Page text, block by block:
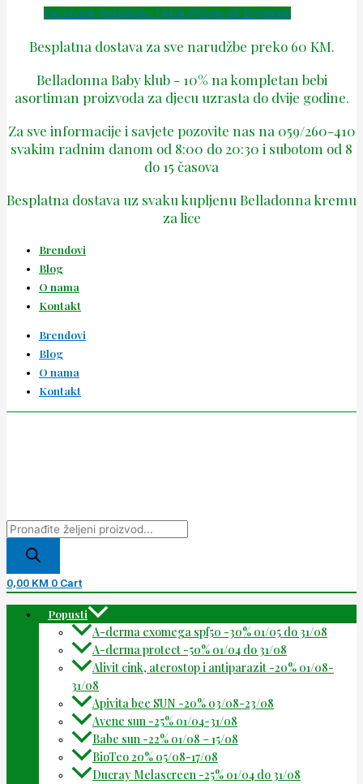
Facebook Instagram Tiktok Phone-alt Envelope
Besplatna dostava za sve narudžbe preko 60 KM.
Belladonna Baby klub - 10% na kompletan bebi
asortiman proizvoda za djecu uzrasta do dvije godine.
Za sve informacije i savjete pozovite nas na 059/260-410
svakim radnim danom od 8:00 do 20:30 i subotom od 8
do 15 časova
Besplatna dostava uz svaku kupljenu Belladonna kremu
za lice
Brendovi
Blog
O nama
Kontakt
Brendovi
Blog
O nama
Kontakt
0,00 KM 0 Cart
Popusti
A-derma exomega spf50 -30% 01/05 do 31/08
A-derma protect -50% 01/04 do 31/08
Alivit cink, aterostop i antiparazit -20% 01/08-
31/08
Apivita bee SUN -20% 03/08-23/08
Avene sun -25% 01/04-31/08
Babe sun -22% 01/08 – 15/08
BioTeo 20% 05/08-17/08
Ducray Melascreen -25% 01/04 do 31/08